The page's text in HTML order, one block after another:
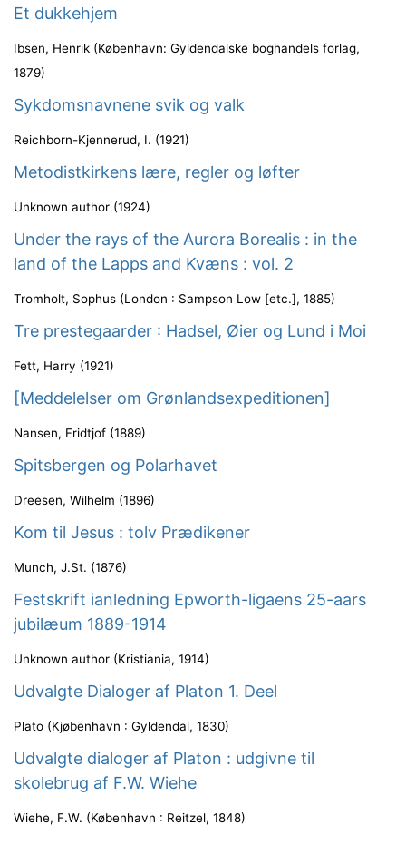
Et dukkehjem
Ibsen, Henrik (København: Gyldendalske boghandels forlag,
1879)
Sykdomsnavnene svik og valk
Reichborn-Kjennerud, I. (1921)
Metodistkirkens lære, regler og løfter
Unknown author (1924)
Under the rays of the Aurora Borealis : in the
land of the Lapps and Kvæns : vol. 2
Tromholt, Sophus (London : Sampson Low [etc.], 1885)
Tre prestegaarder : Hadsel, Øier og Lund i Moi
Fett, Harry (1921)
[Meddelelser om Grønlandsexpeditionen]
Nansen, Fridtjof (1889)
Spitsbergen og Polarhavet
Dreesen, Wilhelm (1896)
Kom til Jesus : tolv Prædikener
Munch, J.St. (1876)
Festskrift ianledning Epworth-ligaens 25-aars
jubilæum 1889-1914
Unknown author (Kristiania, 1914)
Udvalgte Dialoger af Platon 1. Deel
Plato (Kjøbenhavn : Gyldendal, 1830)
Udvalgte dialoger af Platon : udgivne til
skolebrug af F.W. Wiehe
Wiehe, F.W. (København : Reitzel, 1848)